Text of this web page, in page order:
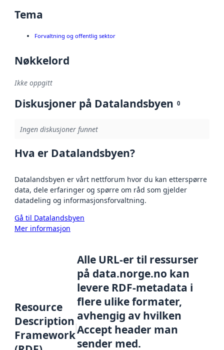
Tema
Forvaltning og offentlig sektor
Nøkkelord
Ikke oppgitt
Diskusjoner på Datalandsbyen 0
Ingen diskusjoner funnet
Hva er Datalandsbyen?
Datalandsbyen er vårt nettforum hvor du kan etterspørre
data, dele erfaringer og spørre om råd som gjelder
datadeling og informasjonsforvaltning.
Gå til Datalandsbyen
Mer informasjon
Resource
Description
Framework
Alle URL-er til ressurser
på data.norge.no kan
levere RDF-metadata i
flere ulike formater,
avhengig av hvilken
Accept header man
sender med.